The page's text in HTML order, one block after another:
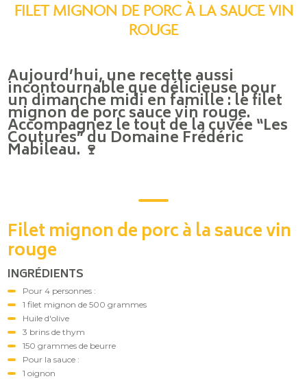
FILET MIGNON DE PORC À LA SAUCE VIN
ROUGE
Aujourd’hui, une recette aussi
incontournable que délicieuse pour
un dimanche midi en famille : le filet
mignon de porc sauce vin rouge.
Accompagnez le tout de la cuvée “Les
Coutures” du Domaine Frédéric
Mabileau. 🍷
Filet mignon de porc à la sauce vin
rouge
INGRÉDIENTS
Pour 4 personnes :
1 filet mignon de 500 grammes
Huile d'olive
3 brins de thym
150 grammes de beurre
Pour la sauce :
1 oignon